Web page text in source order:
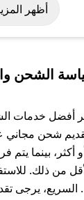
يوم
تطبيق صحصح،
عبر تويتر أو
أظهر
الشحن
أفضل خدمات
شحن مجاني
أكثر، بينما
من ذلك.
السريع، يرجى تقديم طلبك قبل الساعة .